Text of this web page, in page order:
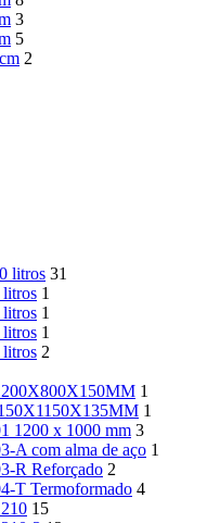
3
5
2
litros 31
litros 1
litros 1
litros 1
litros 2
1
1
1200 x 1000 mm 3
A com alma de aço 1
R Reforçado 2
T Termoformado 4
15